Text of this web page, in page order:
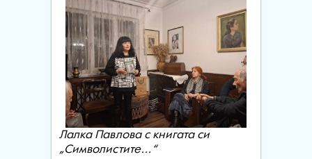
Лалка Павлова с книгата си
„Символистите…“